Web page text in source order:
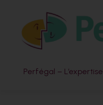
Perfégal –